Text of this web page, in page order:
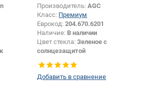
Производитель:AGC
Класс: Премиум
Еврокод:204.670.6201
Наличие: В наличии
Цвет стекла:Зеленое с
солнцезащитой
Добавить в сравнение